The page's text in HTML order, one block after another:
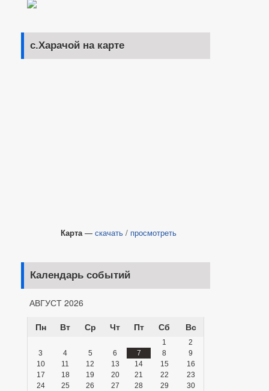
с.Харачой на карте
Карта— скачать / просмотреть
Календарь событий
АВГУСТ 2026
Пн
Вт Ср Чт Пт Сб Вс
1
2
3
4 5 6 7 8
9
10
11 12 13 14 15
16
17
18 19 20 21 22
23
24
25 26 27 28 29
30